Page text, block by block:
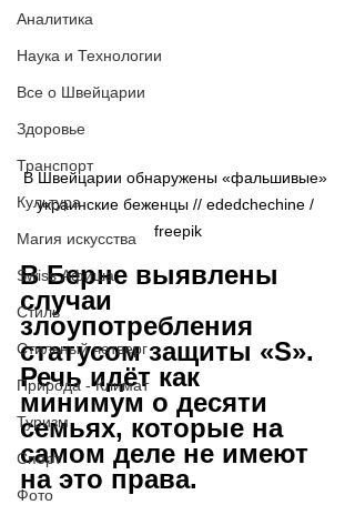
Аналитика
Наука и Технологии
Все о Швейцарии
Здоровье
Транспорт
Культура
Магия искусства
Swiss Афиша
Стиль
Стильный четверг
Природа - Климат
Туризм
Спорт
Фото
В Швейцарии обнаружены «фальшивые»
украинские беженцы // ededchechine /
freepik
В Берне выявлены
случаи
злоупотребления
статусом защиты «S».
Речь идёт как
минимум о десяти
семьях, которые на
самом деле не имеют
на это права.